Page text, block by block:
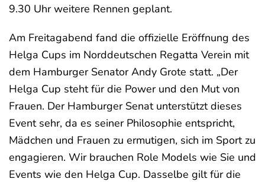
9.30 Uhr weitere Rennen geplant.
Am Freitagabend fand die offizielle Eröffnung des
Helga Cups im Norddeutschen Regatta Verein mit
dem Hamburger Senator Andy Grote statt. „Der
Helga Cup steht für die Power und den Mut von
Frauen. Der Hamburger Senat unterstützt dieses
Event sehr, da es seiner Philosophie entspricht,
Mädchen und Frauen zu ermutigen, sich im Sport zu
engagieren. Wir brauchen Role Models wie Sie und
Events wie den Helga Cup. Dasselbe gilt für die